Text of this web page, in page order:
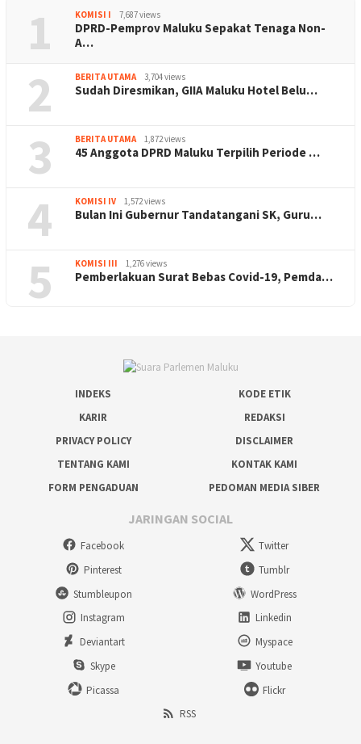
1 KOMISI I 7,687 views
DPRD-Pemprov Maluku Sepakat Tenaga Non-
A…
2 BERITA UTAMA 3,704 views
Sudah Diresmikan, GIIA Maluku Hotel Belu…
3 BERITA UTAMA 1,872 views
45 Anggota DPRD Maluku Terpilih Periode …
4 KOMISI IV 1,572 views
Bulan Ini Gubernur Tandatangani SK, Guru…
5 KOMISI III 1,276 views
Pemberlakuan Surat Bebas Covid-19, Pemda…
INDEKS
KODE ETIK
KARIR
REDAKSI
PRIVACY POLICY
DISCLAIMER
TENTANG KAMI
KONTAK KAMI
FORM PENGADUAN
PEDOMAN MEDIA SIBER
JARINGAN SOCIAL
Facebook
Twitter
Pinterest
Tumblr
Stumbleupon
WordPress
Instagram
Linkedin
Deviantart
Myspace
Skype
Youtube
Picassa
Flickr
RSS